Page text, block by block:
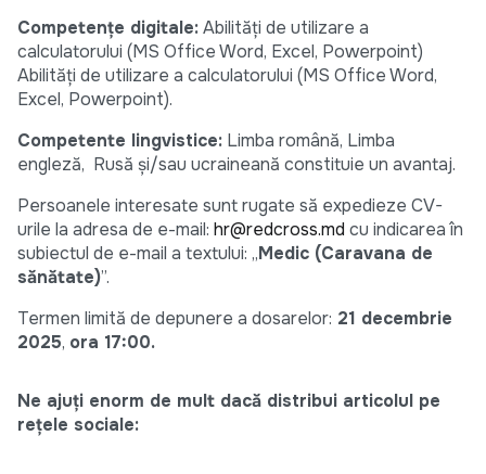
Competențe digitale:Abilități de utilizare a
calculatorului (MS Office Word, Excel, Powerpoint)
Abilități de utilizare a calculatorului (MS Office Word,
Excel, Powerpoint).
Competente lingvistice: Limba română, Limba
engleză, Rusă și/sau ucraineană constituie un avantaj.
Persoanele interesate sunt rugate să expedieze CV-
urile la adresa de e-mail: hr@redcross.md cu indicarea în
subiectul de e-mail a textului: „Medic (Caravana de
sănătate)”.
Termen limită de depunere a dosarelor: 21 decembrie
2025, ora 17:00.
Ne ajuți enorm de mult dacă distribui articolul pe
rețele sociale: